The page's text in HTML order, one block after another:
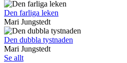
Den farliga leken
Mari Jungstedt
Den dubbla tystnaden
Mari Jungstedt
Se allt